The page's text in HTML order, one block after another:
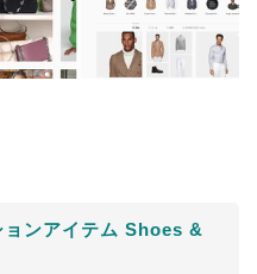
ンアイテム Shoes &